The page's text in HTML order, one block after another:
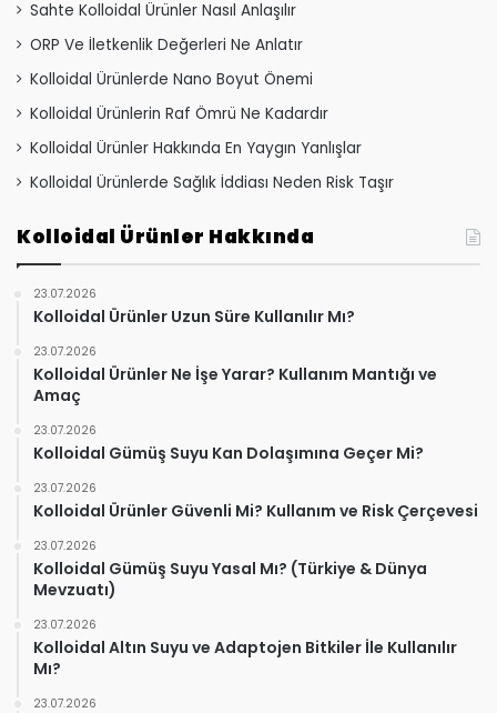
Sahte Kolloidal Ürünler Nasıl Anlaşılır
ORP Ve İletkenlik Değerleri Ne Anlatır
Kolloidal Ürünlerde Nano Boyut Önemi
Kolloidal Ürünlerin Raf Ömrü Ne Kadardır
Kolloidal Ürünler Hakkında En Yaygın Yanlışlar
Kolloidal Ürünlerde Sağlık İddiası Neden Risk Taşır
Kolloidal Ürünler Hakkında
23.07.2026
Kolloidal Ürünler Uzun Süre Kullanılır Mı?
23.07.2026
Kolloidal Ürünler Ne İşe Yarar? Kullanım Mantığı ve
Amaç
23.07.2026
Kolloidal Gümüş Suyu Kan Dolaşımına Geçer Mi?
23.07.2026
Kolloidal Ürünler Güvenli Mi? Kullanım ve Risk Çerçevesi
23.07.2026
Kolloidal Gümüş Suyu Yasal Mı? (Türkiye & Dünya
Mevzuatı)
23.07.2026
Kolloidal Altın Suyu ve Adaptojen Bitkiler İle Kullanılır
Mı?
23.07.2026